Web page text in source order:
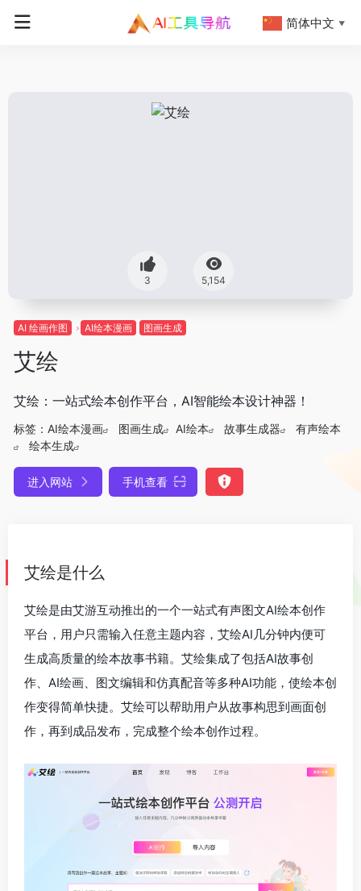
3 5,154
AI 绘画作图 AI绘本漫画 图画生成
艾绘
艾绘：一站式绘本创作平台，AI智能绘本设计神器！
标签： AI绘本漫画 图画生成 AI绘本 故事生成器
有声绘本
绘本生成
进入网站 手机查看
艾绘是什么
艾绘是由艾游互动推出的一个一站式有声图文AI绘本创作
平台，用户只需输入任意主题内容，艾绘AI几分钟内便可
生成高质量的绘本故事书籍。艾绘集成了包括AI故事创
作、AI绘画、图文编辑和仿真配音等多种AI功能，使绘本创
作变得简单快捷。艾绘可以帮助用户从故事构思到画面创
作，再到成品发布，完成整个绘本创作过程。
简体中文 ▼